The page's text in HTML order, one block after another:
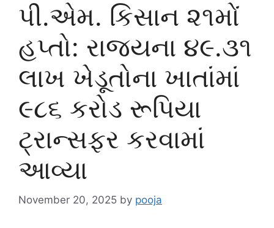
પી.એમ. કિસાન ૨૧મોં
હપ્તો: રાજ્યના ૪૯.૩૧
લાખ ખેડૂતોના ખાતાંમાં
૯૮૬ કરોડ રૂપિયા
ટ્રાન્સફર કરવામાં
આવ્યા
November 20, 2025 by pooja